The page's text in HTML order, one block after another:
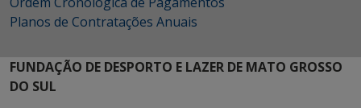
Planos de Contratações Anuais
FUNDAÇÃO DE DESPORTO E LAZER DE MATO GROSSO
DO SUL